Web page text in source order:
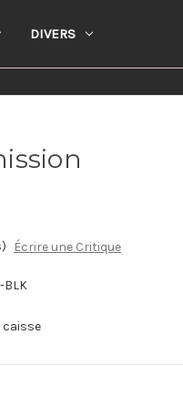
DIVERS
Écrire une Critique
BLK
caisse